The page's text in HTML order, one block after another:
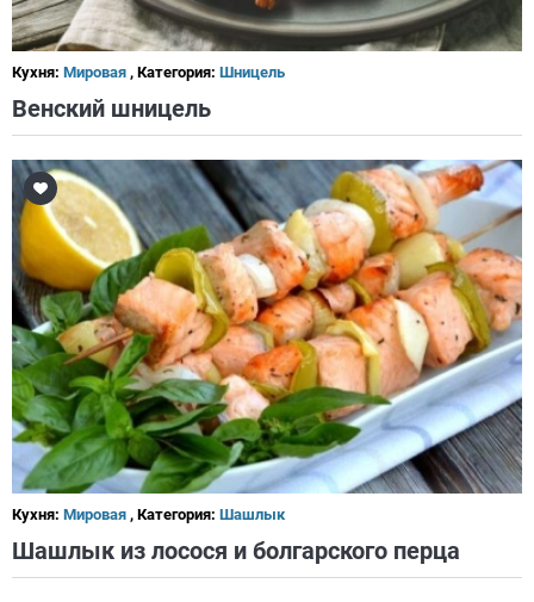
Кухня: Мировая , Категория: Шницель
Венский шницель
Кухня: Мировая , Категория: Шашлык
Шашлык из лосося и болгарского перца